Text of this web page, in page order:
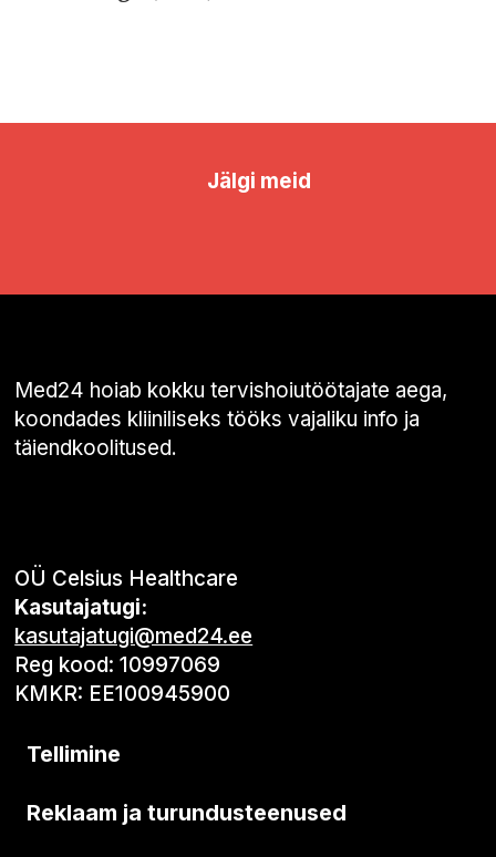
Jälgi meid
Med24 hoiab kokku tervishoiutöötajate aega,
koondades kliiniliseks tööks vajaliku info ja
täiendkoolitused.
OÜ Celsius Healthcare
Kasutajatugi:
kasutajatugi@med24.ee
Reg kood: 10997069
KMKR: EE100945900
Tellimine
Reklaam ja turundusteenused